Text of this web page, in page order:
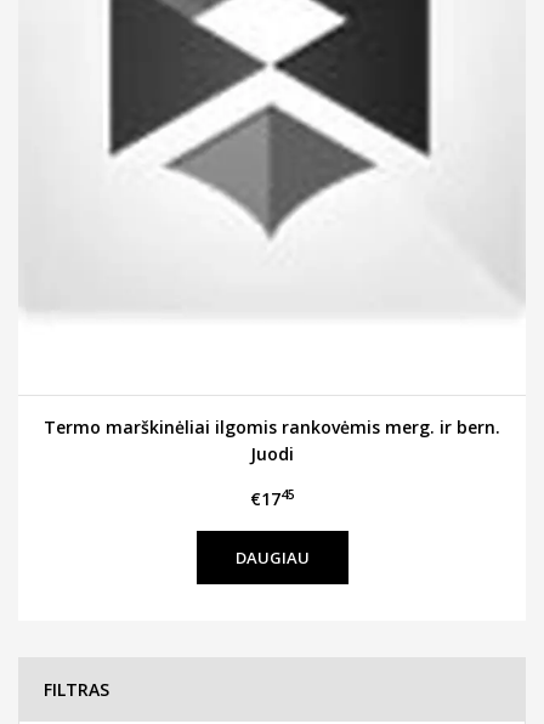
Termo marškinėliai ilgomis rankovėmis merg. ir bern.
Juodi
€1745
DAUGIAU
FILTRAS